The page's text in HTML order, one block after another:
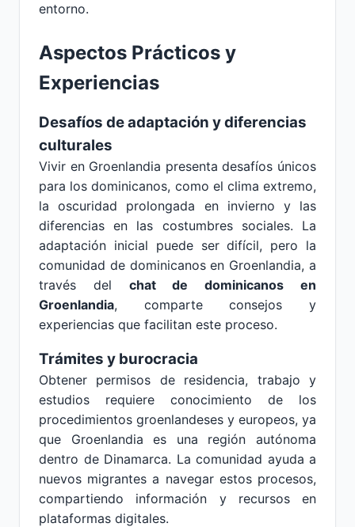
entorno.
Aspectos Prácticos y
Experiencias
Desafíos de adaptación y diferencias
culturales
Vivir en Groenlandia presenta desafíos únicos
para los dominicanos, como el clima extremo,
la oscuridad prolongada en invierno y las
diferencias en las costumbres sociales. La
adaptación inicial puede ser difícil, pero la
comunidad de dominicanos en Groenlandia, a
través del chat de dominicanos en
Groenlandia, comparte consejos y
experiencias que facilitan este proceso.
Trámites y burocracia
Obtener permisos de residencia, trabajo y
estudios requiere conocimiento de los
procedimientos groenlandeses y europeos, ya
que Groenlandia es una región autónoma
dentro de Dinamarca. La comunidad ayuda a
nuevos migrantes a navegar estos procesos,
compartiendo información y recursos en
plataformas digitales.